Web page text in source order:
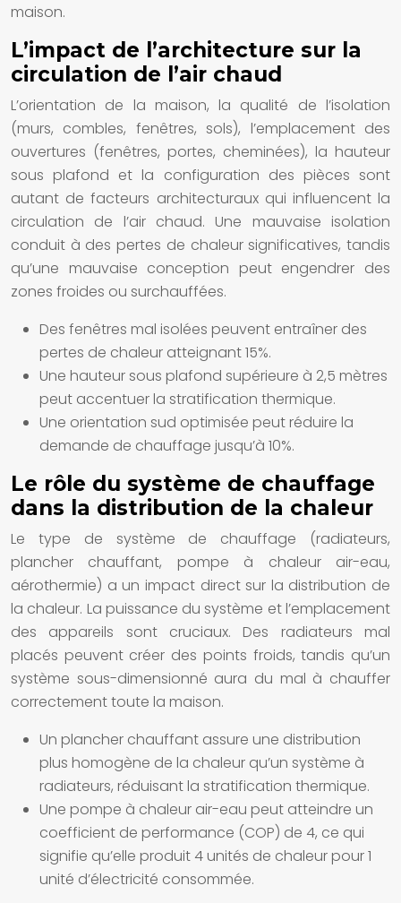
maison.
L’impact de l’architecture sur la
circulation de l’air chaud
L’orientation de la maison, la qualité de l’isolation
(murs, combles, fenêtres, sols), l’emplacement des
ouvertures (fenêtres, portes, cheminées), la hauteur
sous plafond et la configuration des pièces sont
autant de facteurs architecturaux qui influencent la
circulation de l’air chaud. Une mauvaise isolation
conduit à des pertes de chaleur significatives, tandis
qu’une mauvaise conception peut engendrer des
zones froides ou surchauffées.
Des fenêtres mal isolées peuvent entraîner des
pertes de chaleur atteignant 15%.
Une hauteur sous plafond supérieure à 2,5 mètres
peut accentuer la stratification thermique.
Une orientation sud optimisée peut réduire la
demande de chauffage jusqu’à 10%.
Le rôle du système de chauffage
dans la distribution de la chaleur
Le type de système de chauffage (radiateurs,
plancher chauffant, pompe à chaleur air-eau,
aérothermie) a un impact direct sur la distribution de
la chaleur. La puissance du système et l’emplacement
des appareils sont cruciaux. Des radiateurs mal
placés peuvent créer des points froids, tandis qu’un
système sous-dimensionné aura du mal à chauffer
correctement toute la maison.
Un plancher chauffant assure une distribution
plus homogène de la chaleur qu’un système à
radiateurs, réduisant la stratification thermique.
Une pompe à chaleur air-eau peut atteindre un
coefficient de performance (COP) de 4, ce qui
signifie qu’elle produit 4 unités de chaleur pour 1
unité d’électricité consommée.